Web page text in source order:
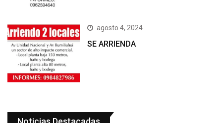
agosto 4, 2024
SE ARRIENDA